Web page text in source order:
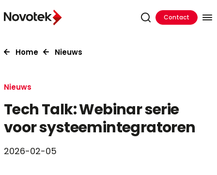
Contact
Home Nieuws
Nieuws
Tech Talk: Webinar serie
voor systeemintegratoren
2026-02-05